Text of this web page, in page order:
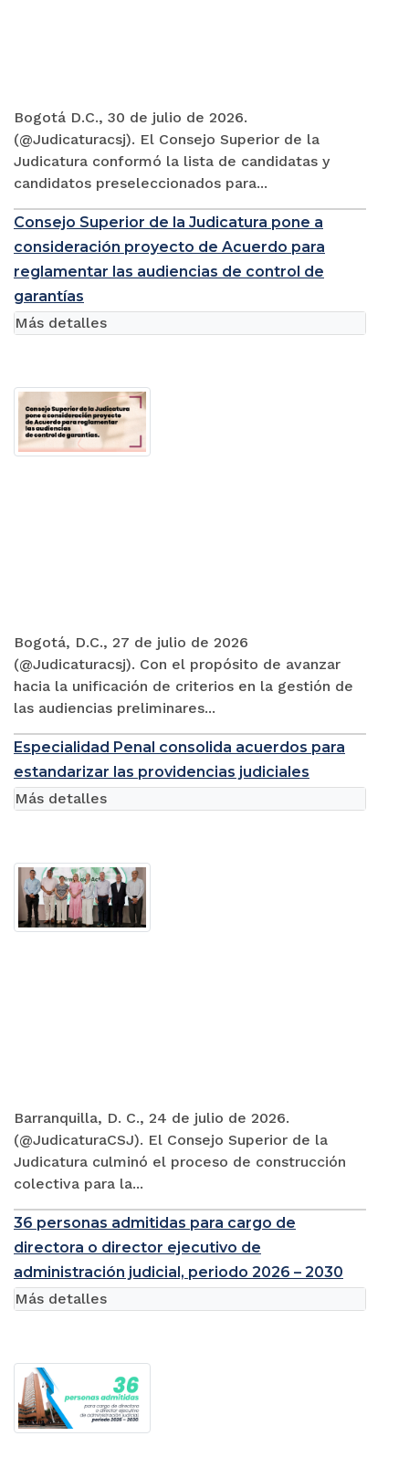
Bogotá D.C., 30 de julio de 2026.
(@Judicaturacsj). El Consejo Superior de la
Judicatura conformó la lista de candidatas y
candidatos preseleccionados para...
Consejo Superior de la Judicatura pone a
consideración proyecto de Acuerdo para
reglamentar las audiencias de control de
garantías
Bogotá, D.C., 27 de julio de 2026
(@Judicaturacsj). Con el propósito de avanzar
hacia la unificación de criterios en la gestión de
las audiencias preliminares...
Más detalles
Especialidad Penal consolida acuerdos para
estandarizar las providencias judiciales
Barranquilla, D. C., 24 de julio de 2026.
(@JudicaturaCSJ). El Consejo Superior de la
Judicatura culminó el proceso de construcción
colectiva para la...
Más detalles
36 personas admitidas para cargo de
directora o director ejecutivo de
administración judicial, periodo 2026 – 2030
Más detalles